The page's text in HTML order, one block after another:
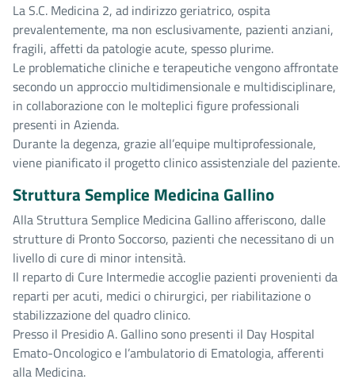
La S.C. Medicina 2, ad indirizzo geriatrico, ospita
prevalentemente, ma non esclusivamente, pazienti anziani,
fragili, affetti da patologie acute, spesso plurime.
Le problematiche cliniche e terapeutiche vengono affrontate
secondo un approccio multidimensionale e multidisciplinare,
in collaborazione con le molteplici figure professionali
presenti in Azienda.
Durante la degenza, grazie all’equipe multiprofessionale,
viene pianificato il progetto clinico assistenziale del paziente.
Struttura Semplice Medicina Gallino
Alla Struttura Semplice Medicina Gallino afferiscono, dalle
strutture di Pronto Soccorso, pazienti che necessitano di un
livello di cure di minor intensità.
Il reparto di Cure Intermedie accoglie pazienti provenienti da
reparti per acuti, medici o chirurgici, per riabilitazione o
stabilizzazione del quadro clinico.
Presso il Presidio A. Gallino sono presenti il Day Hospital
Emato-Oncologico e l’ambulatorio di Ematologia, afferenti
alla Medicina.